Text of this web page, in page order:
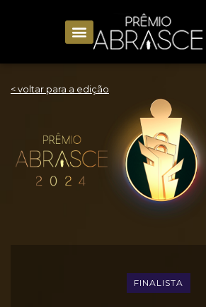
< voltar para a edição
FINALISTA